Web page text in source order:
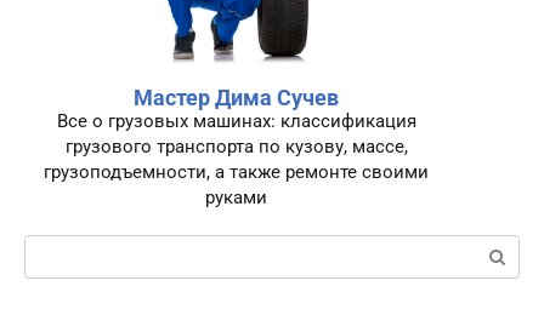
Мастер Дима Сучев
Все о грузовых машинах: классификация
грузового транспорта по кузову, массе,
грузоподъемности, а также ремонте своими
руками
Поиск: